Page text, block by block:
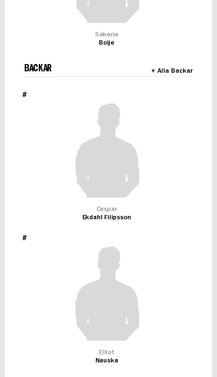
Sakaria
Boije
BACKAR + Alla Backar
#
Caspar
Ekdahl Filipsson
#
Elliot
Nauska